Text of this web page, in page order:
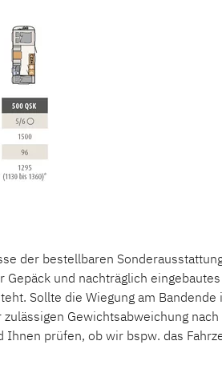
der bestellbaren
und nachträglich
Sollte die Wiegung am
Gewichtsabweichung
prüfen, ob wir bspw. das